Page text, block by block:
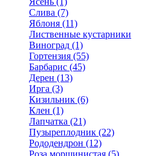
Слива (7)
Яблоня (11)
Лиственные кустарники
Виноград (1)
Гортензия (55)
Барбарис (45)
Дерен (13)
Ирга (3)
Кизильник (6)
Клен (1)
Лапчатка (21)
Пузыреплодник (22)
Рододендрон (12)
Роза морщинистая (5)